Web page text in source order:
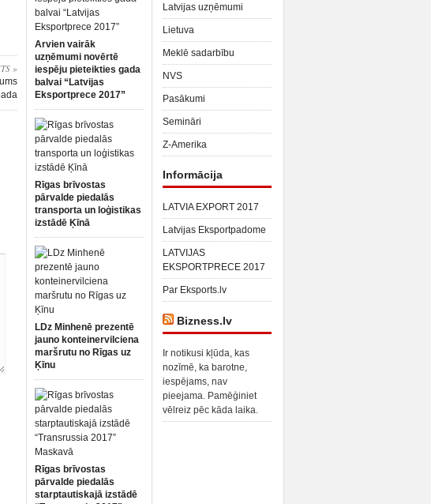
»
Arvien vairāk
uzņēmumi novērtē
iespēju pieteikties gada
balvai “Latvijas
Eksportprece 2017”
Rīgas brīvostas
pārvalde piedalās
transporta un loģistikas
izstādē Ķīnā
LDz Minhenē prezentē
jauno konteinervilciena
maršrutu no Rīgas uz
Ķīnu
Rīgas brīvostas
pārvalde piedalās
starptautiskajā izstādē
Latvijas uzņēmumi
Lietuva
Meklē sadarbību
NVS
Pasākumi
Semināri
Z-Amerika
Informācija
LATVIA EXPORT 2017
Latvijas Eksportpadome
LATVIJAS
EKSPORTPRECE 2017
Par Eksports.lv
Bizness.lv
Ir notikusi kļūda, kas
nozīmē, ka barotne,
iespējams, nav
pieejama. Pamēģiniet
vēlreiz pēc kāda laika.